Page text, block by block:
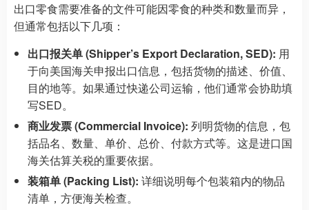
出口零食需要准备的文件可能因零食的种类和数量而异，
但通常包括以下几项：
出口报关单 (Shipper’s Export Declaration, SED): 用
于向美国海关申报出口信息，包括货物的描述、价值、
目的地等。如果通过快递公司运输，他们通常会协助填
写SED。
商业发票 (Commercial Invoice): 列明货物的信息，包
括品名、数量、单价、总价、付款方式等。这是进口国
海关估算关税的重要依据。
装箱单 (Packing List): 详细说明每个包装箱内的物品
清单，方便海关检查。